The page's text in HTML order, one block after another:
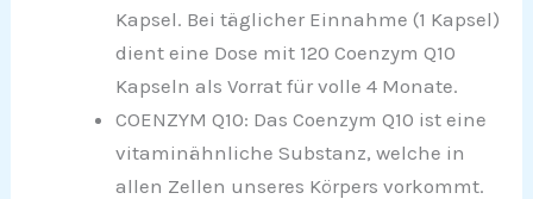
Kapsel. Bei täglicher Einnahme (1 Kapsel)
dient eine Dose mit 120 Coenzym Q10
Kapseln als Vorrat für volle 4 Monate.
COENZYM Q10: Das Coenzym Q10 ist eine
vitaminähnliche Substanz, welche in
allen Zellen unseres Körpers vorkommt.